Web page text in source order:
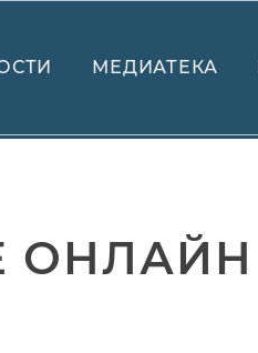
МЕДИАТЕКА